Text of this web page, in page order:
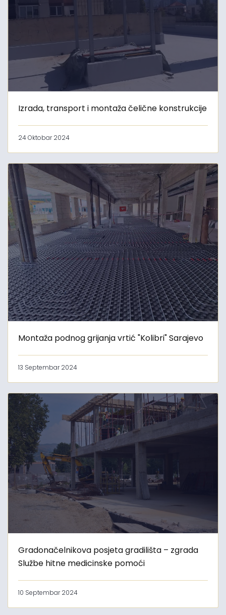
Izrada, transport i montaža čelične konstrukcije
24 Oktobar 2024
Montaža podnog grijanja vrtić "Kolibri" Sarajevo
13 Septembar 2024
Gradonačelnikova posjeta gradilišta – zgrada
Službe hitne medicinske pomoći
10 Septembar 2024